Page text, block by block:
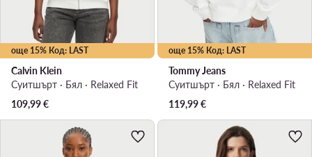
още 15% Код: LAST
Calvin Klein
Суитшърт · Бял · Relaxed Fit
109,99€
още 15% Код: LAST
Tommy Jeans
Суитшърт · Бял · Relaxed Fit
119,99€